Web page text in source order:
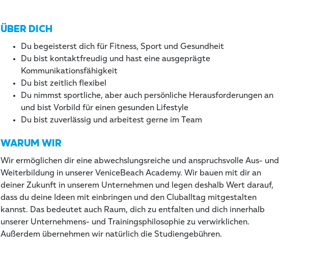
ÜBER DICH
Du begeisterst dich für Fitness, Sport und Gesundheit
Du bist kontaktfreudig und hast eine ausgeprägte
Kommunikationsfähigkeit
Du bist zeitlich flexibel
Du nimmst sportliche, aber auch persönliche Herausforderungen an
und bist Vorbild für einen gesunden Lifestyle
Du bist zuverlässig und arbeitest gerne im Team
WARUM WIR
Wir ermöglichen dir eine abwechslungsreiche und anspruchsvolle Aus- und
Weiterbildung in unserer VeniceBeach Academy. Wir bauen mit dir an
deiner Zukunft in unserem Unternehmen und legen deshalb Wert darauf,
dass du deine Ideen mit einbringen und den Cluballtag mitgestalten
kannst. Das bedeutet auch Raum, dich zu entfalten und dich innerhalb
unserer Unternehmens- und Trainingsphilosophie zu verwirklichen.
Außerdem übernehmen wir natürlich die Studiengebühren.